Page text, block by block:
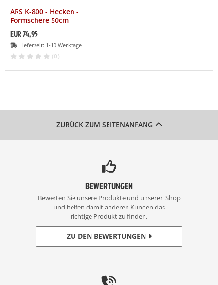
ARS K-800 - Hecken -
Formschere 50cm
EUR 74,95
Lieferzeit: 1-10 Werktage
(0)
ZURÜCK ZUM SEITENANFANG
BEWERTUNGEN
Bewerten Sie unsere Produkte und unseren Shop
und helfen damit anderen Kunden das
richtige Produkt zu finden.
ZU DEN BEWERTUNGEN